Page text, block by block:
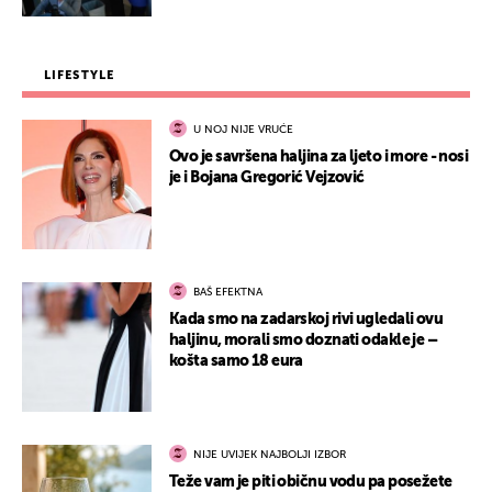
LIFESTYLE
U NOJ NIJE VRUĆE
Ovo je savršena haljina za ljeto i more - nosi
je i Bojana Gregorić Vejzović
BAŠ EFEKTNA
Kada smo na zadarskoj rivi ugledali ovu
haljinu, morali smo doznati odakle je –
košta samo 18 eura
NIJE UVIJEK NAJBOLJI IZBOR
Teže vam je piti običnu vodu pa posežete